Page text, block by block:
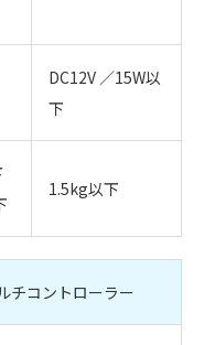
DC12V ／15W以
下
1.5kg以下
チコントローラー